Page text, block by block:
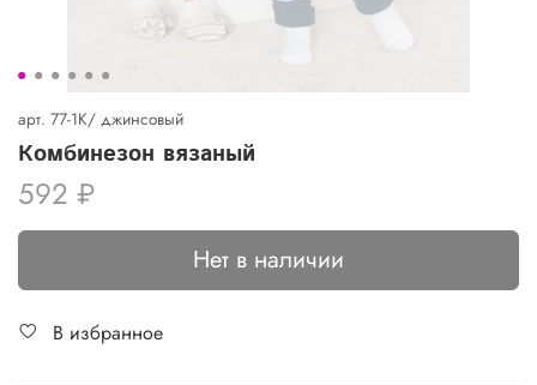
арт. 77-1К/ джинсовый
Комбинезон вязаный
592 ₽
Нет в наличии
В избранное